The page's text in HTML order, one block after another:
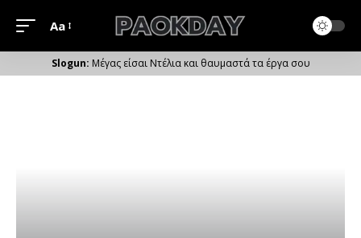
Μέγεθος
Γραμματοσειράς
Aa
Μέγας είσαι Ντέλια και θαυμαστά τα έργα σου